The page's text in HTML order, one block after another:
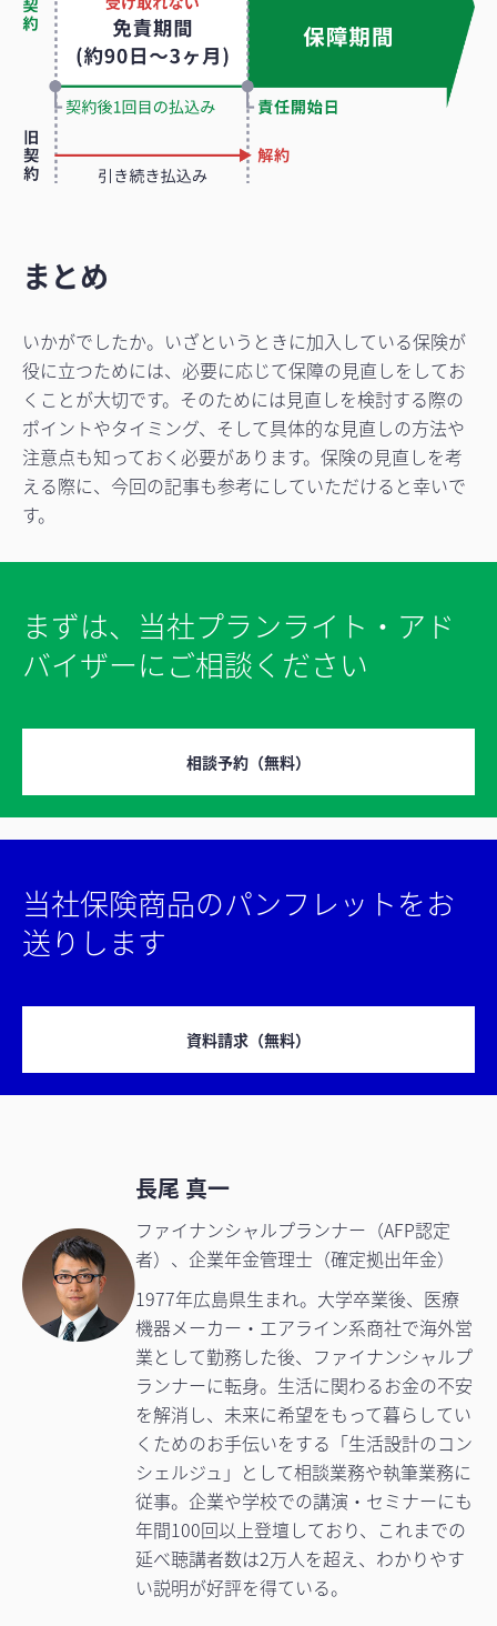
まとめ
いかがでしたか。いざというときに加入している保険が
役に立つためには、必要に応じて保障の見直しをしてお
くことが大切です。そのためには見直しを検討する際の
ポイントやタイミング、そして具体的な見直しの方法や
注意点も知っておく必要があります。保険の見直しを考
える際に、今回の記事も参考にしていただけると幸いで
す。
まずは、当社プランライト・アド
バイザーにご相談ください
相談予約（無料）
当社保険商品のパンフレットをお
送りします
資料請求（無料）
長尾 真一
ファイナンシャルプランナー（AFP認定
者）、企業年金管理士（確定拠出年金）
1977年広島県生まれ。大学卒業後、医療
機器メーカー・エアライン系商社で海外営
業として勤務した後、ファイナンシャルプ
ランナーに転身。生活に関わるお金の不安
を解消し、未来に希望をもって暮らしてい
くためのお手伝いをする「生活設計のコン
シェルジュ」として相談業務や執筆業務に
従事。企業や学校での講演・セミナーにも
年間100回以上登壇しており、これまでの
延べ聴講者数は2万人を超え、わかりやす
い説明が好評を得ている。